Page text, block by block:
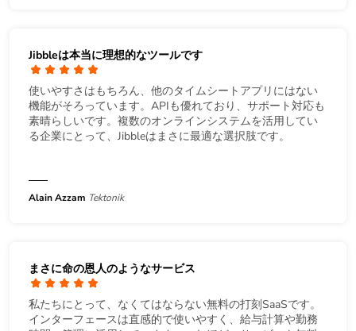
Jibbleは本当に理想的なツールです
使いやすさはもちろん、他のタイムシートアプリにはない
機能がそろっています。APIも優れており、サポート対応も
素晴らしいです。複数のオンラインシステムを活用してい
る企業にとって、Jibbleはまさに最適な選択肢です。
Alain Azzam Tektonik
まさに命の恩人のようなサービス
私たちにとって、なくてはならない無料の打刻SaaSです。
インターフェースは直感的で使いやすく、給与計算や勤務